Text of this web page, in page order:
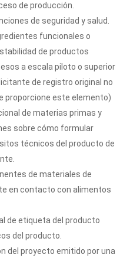
de producción.
de seguridad y salud.
funcionales o
de productos
a escala piloto o superior
de registro original no
proporcione este elemento)
de materias primas y
sobre cómo formular
técnicos del producto de
de materiales de
en contacto con alimentos
de etiqueta del producto
del producto.
del proyecto emitido por una